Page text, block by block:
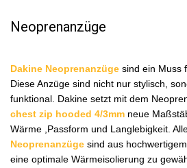
Neoprenanzüge
Dakine Neoprenanzüge sind ein Muss
Diese Anzüge sind nicht nur stylisch,
funktional. Dakine setzt mit dem
chest zip hooded 4/3mm neue
Wärme ,Passform und Langlebigkeit.
Neoprenanzüge sind aus
eine optimale Wärmeisolierung zu